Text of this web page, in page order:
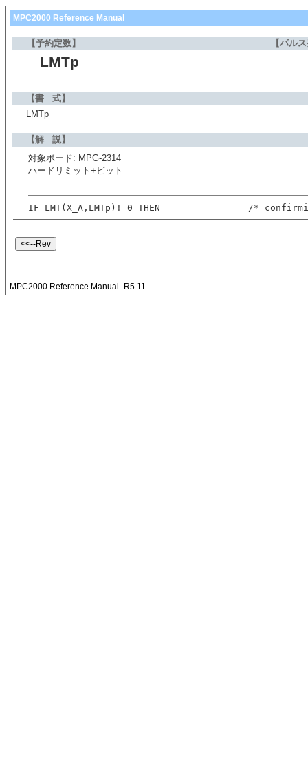
MPC2000 Reference Manual
【予約定数】 【パル
LMTp
【書 式】
LMTp
【解 説】
対象ボード: MPG-2314
ハードリミット+ビット
IF LMT(X_A,LMTp)!=0 THEN                /*
MPC2000 Reference Manual -R5.11-